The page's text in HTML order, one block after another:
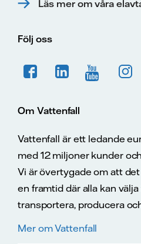
Läs mer om våra
Följ oss
Om Vattenfall
Vattenfall är ett ledande
med 12 miljoner kunder
Vi är övertygade om att
en framtid där alla kan
transportera, producera
Mer om Vattenfall